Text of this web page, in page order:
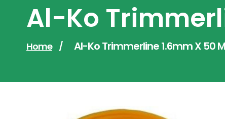
Al-Ko
Home / Al-Ko Trimmerline 1.6mm X 50